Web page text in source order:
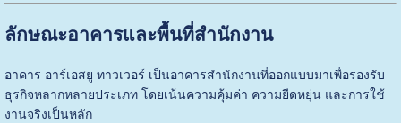
ลักษณะอาคารและพื้นที่สำนักงาน
อาคาร อาร์เอสยู ทาวเวอร์ เป็นอาคารสำนักงานที่ออกแบบมาเพื่อรองรับ
ธุรกิจหลากหลายประเภท โดยเน้นความคุ้มค่า ความยืดหยุ่น และการใช้
งานจริงเป็นหลัก